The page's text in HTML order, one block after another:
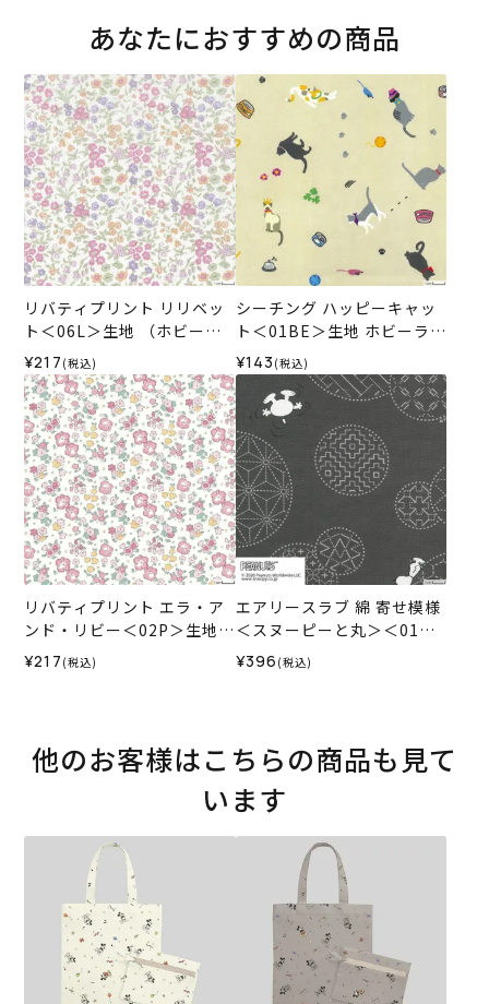
あなたにおすすめの商品
リバティプリント リリベッ
ト＜06L＞生地 （ホビーラ
ホビーレオリジナル）2024
SS
¥217 (税込)
シーチング ハッピーキャッ
ト＜01BE＞生地 ホビーラホ
ビーレデザインコレクショ
ン
¥143 (税込)
リバティプリント エラ・ア
ンド・リビー＜02P＞生地
（ホビーラホビーレオリジ
ナル）2024SS
¥217 (税込)
エアリースラブ 綿 寄せ模様
＜スヌーピーと丸＞＜01GR
＞生地 ホビーラホビーレデ
ザインコレクション
¥396 (税込)
他のお客様はこちらの商品も見て
います